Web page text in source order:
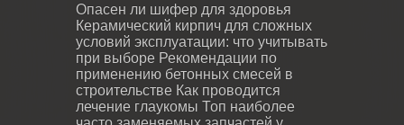
Опасен ли шифер для здоровья
Керамический кирпич для сложных
условий эксплуатации: что учитывать
при выборе Рекомендации по
применению бетонных смесей в
строительстве Как проводится
лечение глаукомы Топ наиболее